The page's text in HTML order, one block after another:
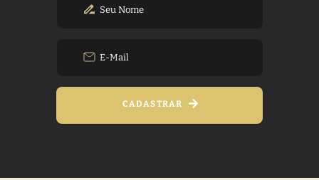
CADASTRAR